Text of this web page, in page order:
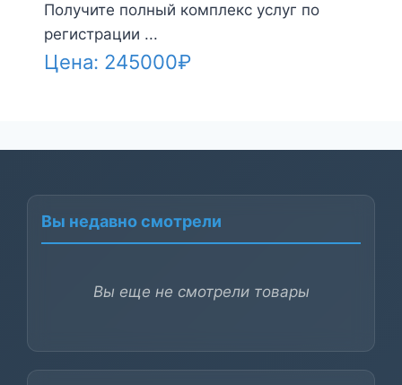
Получите полный комплекс услуг по
регистрации ...
Цена: 245000₽
Вы недавно смотрели
Вы еще не смотрели товары